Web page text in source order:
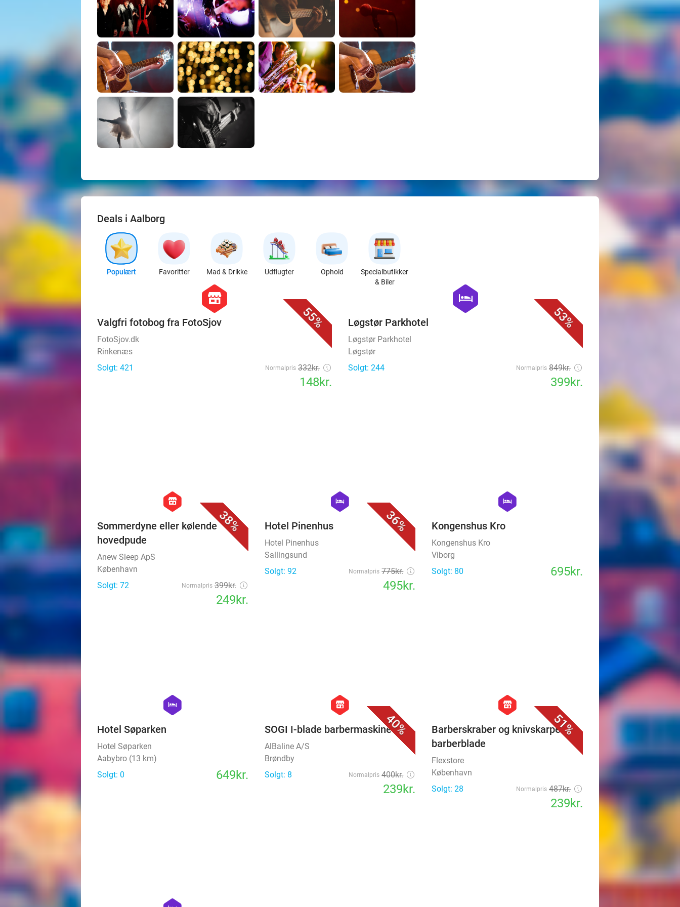
Deals i Aalborg
Populært Favoritter Mad & Drikke Udflugter Ophold
Specialbutikker
& Biler
55%
hexagon
store
Valgfri fotobog fra FotoSjov
FotoSjov.dk
Rinkenæs
Solgt: 421
Normalpris 332kr.
148kr.
53%
hexagon
hotel
Løgstør Parkhotel
Løgstør Parkhotel
Løgstør
Solgt: 244
Normalpris 849kr.
399kr.
38%
hexagon
store
Sommerdyne eller kølende
hovedpude
Anew Sleep ApS
København
Solgt: 72
Normalpris 399kr.
249kr.
36%
hexagon
hotel
Hotel Pinenhus
Hotel Pinenhus
Sallingsund
Solgt: 92
Normalpris 775kr.
495kr.
hexagon
hotel
Kongenshus Kro
Kongenshus Kro
Viborg
Solgt: 80
695kr.
hexagon
hotel
Hotel Søparken
Hotel Søparken
Aabybro (13 km)
Solgt: 0
649kr.
40%
hexagon
store
SOGI I-blade barbermaskine
AlBaline A/S
Brøndby
Solgt: 8
Normalpris 400kr.
239kr.
51%
hexagon
store
Barberskraber og knivskarpe
barberblade
Flexstore
København
Solgt: 28
Normalpris 487kr.
239kr.